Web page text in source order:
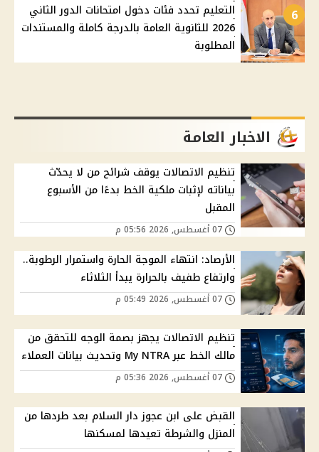
6
التعليم تحدد فئات دخول امتحانات الدور الثاني
2026 للثانوية العامة بالدرجة كاملة والمستندات
المطلوبة
الاخبار العامة
تنظيم الاتصالات يوقف شرائح من لا يحدّث
بياناته لإثبات ملكية الخط بدءًا من الأسبوع
المقبل
الأرصاد: انتهاء الموجة الحارة واستمرار الرطوبة..
وارتفاع طفيف بالحرارة يبدأ الثلاثاء
تنظيم الاتصالات يجهز بصمة الوجه للتحقق من
مالك الخط عبر My NTRA وتحديث بيانات العملاء
القبض على ابن عجوز دار السلام بعد طردها من
المنزل والشرطة تعيدها لمسكنها